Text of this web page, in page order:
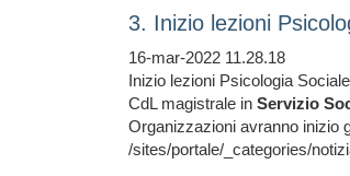
3. Inizio lezioni
16-mar-2022 11.28.18
Inizio lezioni Psicologia
CdL magistrale in Servizio
Organizzazioni avranno inizio
/sites/portale/_categories/